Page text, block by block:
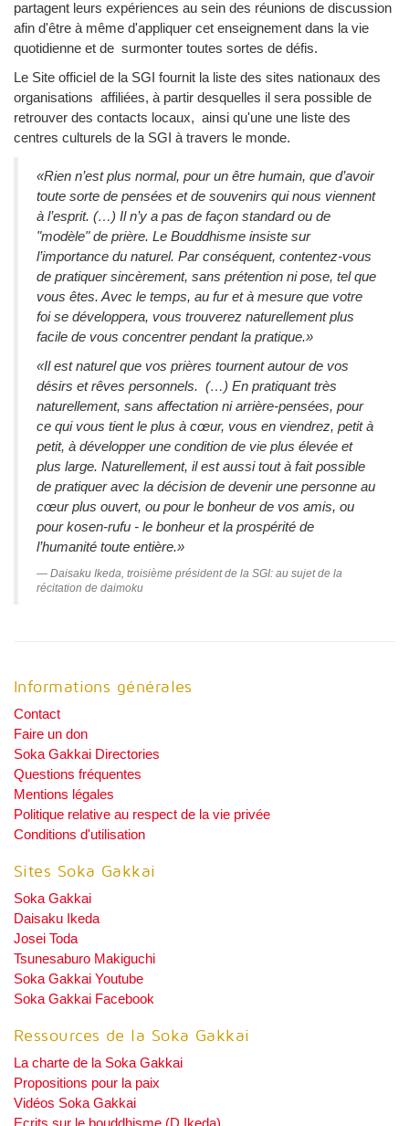
partagent leurs expériences au sein des réunions de discussion
afin d'être à même d'appliquer cet enseignement dans la vie
quotidienne et de surmonter toutes sortes de défis.
Le Site officiel de la SGI fournit la liste des sites nationaux des
organisations affiliées, à partir desquelles il sera possible de
retrouver des contacts locaux, ainsi qu'une une liste des
centres culturels de la SGI à travers le monde.
«Rien n’est plus normal, pour un être humain, que d’avoir
toute sorte de pensées et de souvenirs qui nous viennent
à l’esprit. (…) Il n’y a pas de façon standard ou de
"modèle" de prière. Le Bouddhisme insiste sur
l’importance du naturel. Par conséquent, contentez-vous
de pratiquer sincèrement, sans prétention ni pose, tel que
vous êtes. Avec le temps, au fur et à mesure que votre
foi se développera, vous trouverez naturellement plus
facile de vous concentrer pendant la pratique.»
«Il est naturel que vos prières tournent autour de vos
désirs et rêves personnels. (…) En pratiquant très
naturellement, sans affectation ni arrière-pensées, pour
ce qui vous tient le plus à cœur, vous en viendrez, petit à
petit, à développer une condition de vie plus élevée et
plus large. Naturellement, il est aussi tout à fait possible
de pratiquer avec la décision de devenir une personne au
cœur plus ouvert, ou pour le bonheur de vos amis, ou
pour kosen-rufu - le bonheur et la prospérité de
l’humanité toute entière.»
Daisaku Ikeda, troisième président de la SGI: au sujet de la
récitation de daimoku
Informations générales
Contact
Faire un don
Soka Gakkai Directories
Questions fréquentes
Mentions légales
Politique relative au respect de la vie privée
Conditions d'utilisation
Sites Soka Gakkai
Soka Gakkai
Daisaku Ikeda
Josei Toda
Tsunesaburo Makiguchi
Soka Gakkai Youtube
Soka Gakkai Facebook
Ressources de la Soka Gakkai
La charte de la Soka Gakkai
Propositions pour la paix
Vidéos Soka Gakkai